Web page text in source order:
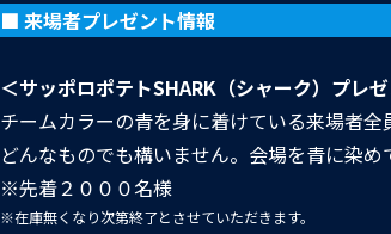
■ 来場者プレゼント情報
＜サッポロポテトSHARK（シャーク）プレ
チームカラーの青を身に着けている来場者全
どんなものでも構いません。会場を青に染め
※先着２０００名様
※在庫無くなり次第終了とさせていただきます。